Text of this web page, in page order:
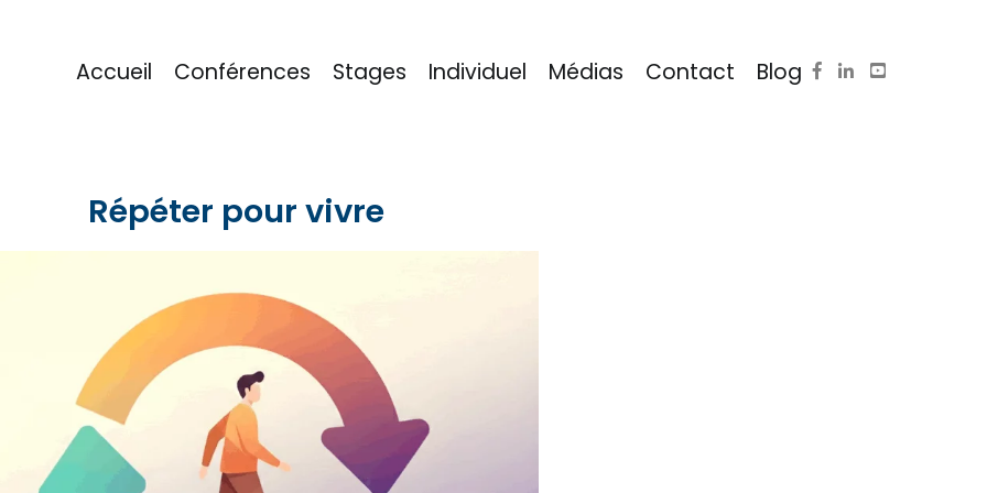
Accueil Conférences Stages Individuel Médias Contact Blog
Répéter pour vivre